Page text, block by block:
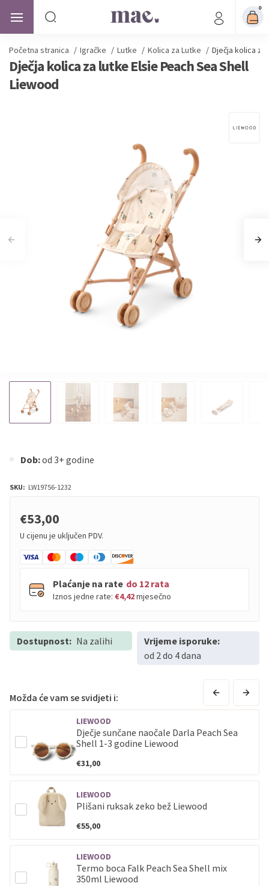
0
Početna stranica / Igračke / Lutke / Kolica za Lutke / Dječja kolica
Dječja kolica za lutke Elsie Peach Sea Shell
Liewood
Dob:od 3+ godine
SKU: LW19756-1232
€53,00
U cijenu je uključen PDV.
Plaćanje na rate do 12 rata
Iznos jedne rate: €4,42mjesečno
PBZ do12
Visa Premium
do12
Erste
Master do12rata
Sve banke
Sve banke
Master
Jednokratno
Sve banke
Maestro
ECC
Discover Jednokratno
Dostupnost: Na zalihi
Vrijeme isporuke:
od 2 do 4 dana
Možda će vam se svidjeti i:
LIEWOOD
Dječje sunčane naočale Darla Peach Sea
Shell 1-3 godine Liewood
€31,00
LIEWOOD
Plišani ruksak zeko bež Liewood
€55,00
LIEWOOD
Termo boca Falk Peach Sea Shell mix
350ml Liewood